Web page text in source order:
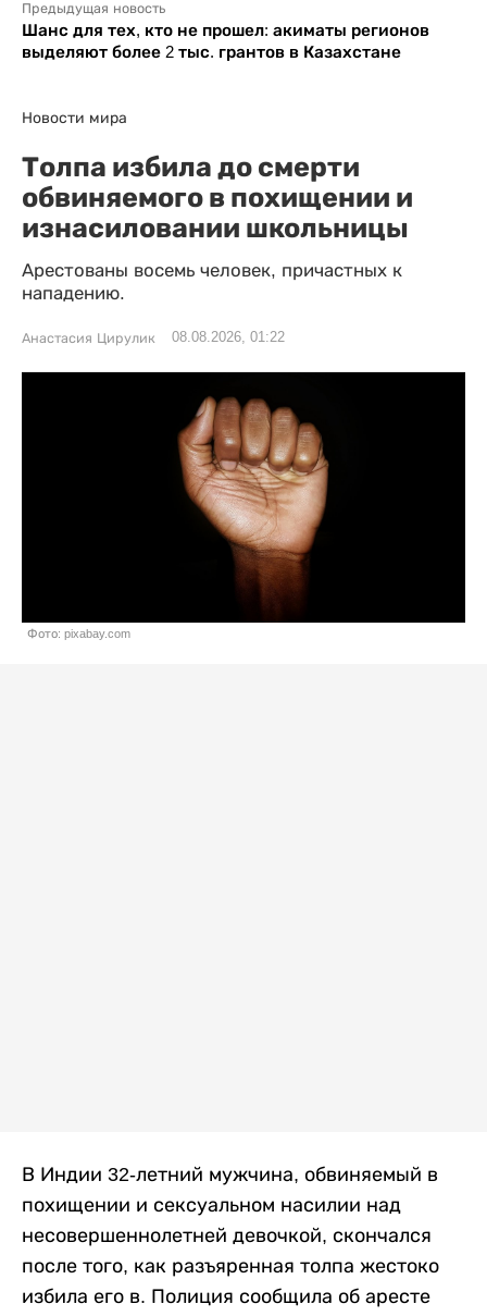
Предыдущая новость
Шанс для тех, кто не прошел: акиматы регионов
выделяют более 2 тыс. грантов в Казахстане
Новости мира
Толпа избила до смерти
обвиняемого в похищении и
изнасиловании школьницы
Арестованы восемь человек, причастных к
нападению.
Анастасия Цирулик 08.08.2026, 01:22
Фото: pixabay.com
В Индии 32-летний мужчина, обвиняемый в
похищении и сексуальном насилии над
несовершеннолетней девочкой, скончался
после того, как разъяренная толпа жестоко
избила его в. Полиция сообщила об аресте